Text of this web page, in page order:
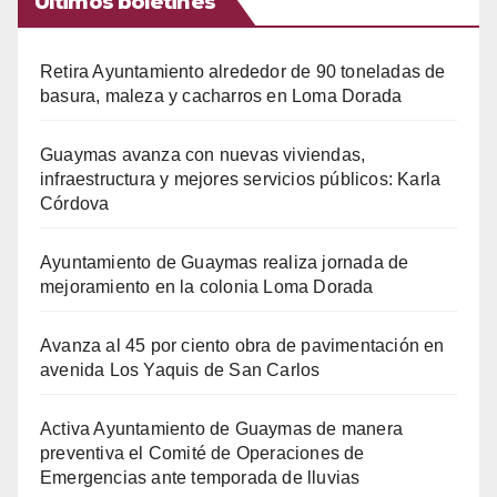
Retira Ayuntamiento alrededor de 90 toneladas de
basura, maleza y cacharros en Loma Dorada
Guaymas avanza con nuevas viviendas,
infraestructura y mejores servicios públicos: Karla
Córdova
Ayuntamiento de Guaymas realiza jornada de
mejoramiento en la colonia Loma Dorada
Avanza al 45 por ciento obra de pavimentación en
avenida Los Yaquis de San Carlos
Activa Ayuntamiento de Guaymas de manera
preventiva el Comité de Operaciones de
Emergencias ante temporada de lluvias